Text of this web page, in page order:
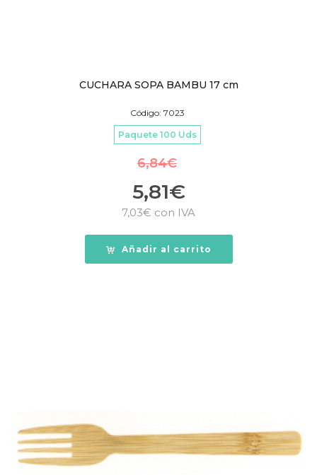
CUCHARA SOPA BAMBU 17 cm
Código: 7023
Paquete 100 Uds
6,84€
5,81€
7,03€ con IVA
Añadir al carrito